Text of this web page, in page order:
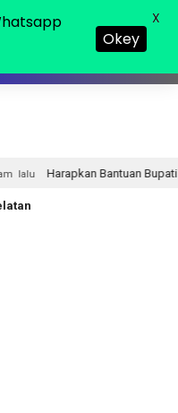
Mbah Suminem di Abung
Okey
X